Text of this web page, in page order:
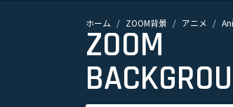
ホーム ZOOM背景 アニメ
ZOOM